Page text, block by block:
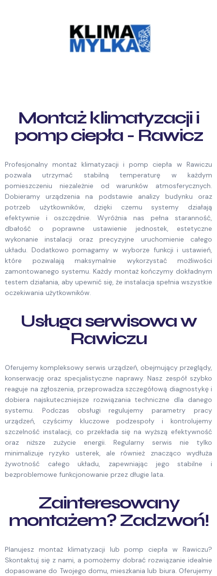
Montaż klimatyzacji i
pomp ciepła - Rawicz
Profesjonalny montaż klimatyzacji i pomp ciepła w Rawiczu
pozwala utrzymać stabilną temperaturę w każdym
pomieszczeniu niezależnie od warunków atmosferycznych.
Dobieramy urządzenia na podstawie analizy budynku oraz
potrzeb użytkowników, dzięki czemu systemy działają
efektywnie i oszczędnie. Wyróżnia nas pełna staranność,
dbałość o poprawne ustawienie jednostek, estetyczne
wykonanie instalacji oraz precyzyjne uruchomienie całego
układu. Dodatkowo pomagamy w wyborze funkcji i ustawień,
które pozwalają maksymalnie wykorzystać możliwości
zamontowanego systemu. Każdy montaż kończymy dokładnym
testem działania, aby upewnić się, że instalacja spełnia wszystkie
oczekiwania użytkowników.
Usługa serwisowa w
Rawiczu
Oferujemy kompleksowy serwis urządzeń, obejmujący przeglądy,
konserwację oraz specjalistyczne naprawy. Nasz zespół szybko
reaguje na zgłoszenia, przeprowadza szczegółową diagnostykę i
dobiera najskuteczniejsze rozwiązania techniczne dla danego
systemu. Podczas obsługi regulujemy parametry pracy
urządzeń, czyścimy kluczowe podzespoły i kontrolujemy
szczelność instalacji, co przekłada się na wyższą efektywność
oraz niższe zużycie energii. Regularny serwis nie tylko
minimalizuje ryzyko usterek, ale również znacząco wydłuża
żywotność całego układu, zapewniając jego stabilne i
bezproblemowe funkcjonowanie przez długie lata.
Zainteresowany
montażem? Zadzwoń!
Planujesz montaż klimatyzacji lub pomp ciepła w Rawiczu?
Skontaktuj się z nami, a pomożemy dobrać rozwiązanie idealnie
dopasowane do Twojego domu, mieszkania lub biura. Oferujemy